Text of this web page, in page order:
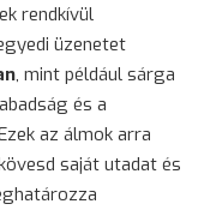
rendkívül
üzenetet
, mint például sárga
és a
az álmok arra
saját utadat és